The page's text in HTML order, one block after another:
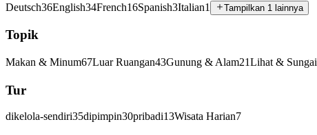
Deutsch36English34French16Spanish3Italian1 Tampilkan 1 lainnya
Topik
Makan & Minum67Luar Ruangan43Gunung & Alam21Lihat & Sungai
Tur
dikelola-sendiri35dipimpin30pribadi13Wisata Harian7